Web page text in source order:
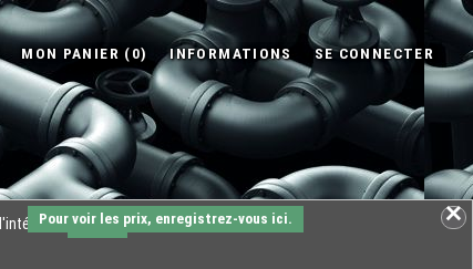
OK
Pour voir les prix, enregistrez-vous ici.